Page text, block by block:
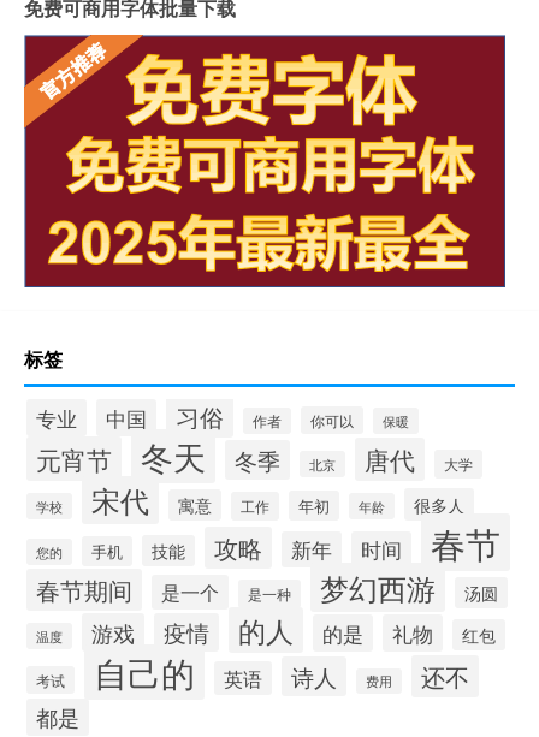
免费可商用字体批量下载
标签
专业 中国 习俗 作者 你可以 保暖
元宵节 冬天 冬季 北京 唐代 大学
学校 宋代 寓意 工作 年初 年龄 很多人
您的 手机 技能 攻略 新年 时间 春节
春节期间 是一个 是一种 梦幻西游 汤圆
温度 游戏 疫情 的人 的是 礼物 红包
考试 自己的 英语 诗人 费用 还不
都是